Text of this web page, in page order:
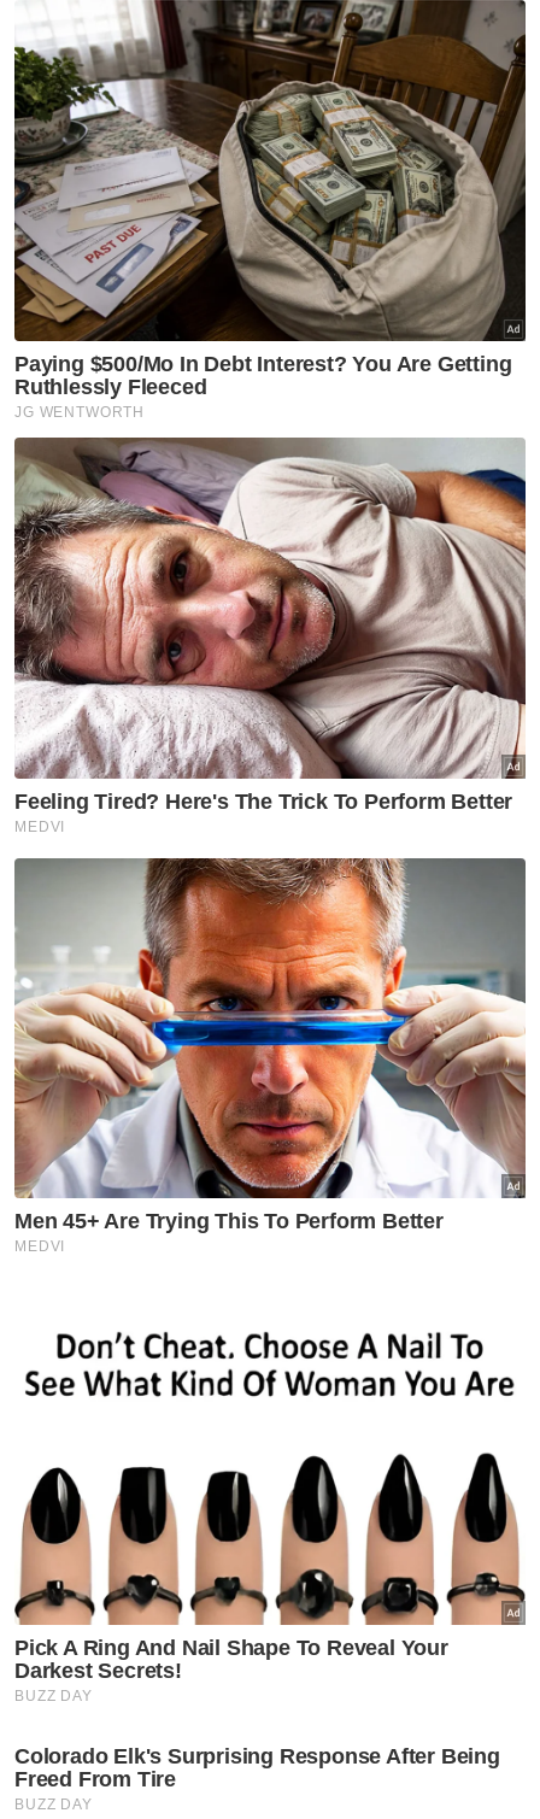
Ringkasan AI
Ringgit dibuka tinggi berbanding dolar AS
disokong oleh KDNK awal yang lebih
kukuh daripada jangkaan
Indeks Dolar AS mengukuh berbanding
mata wang utama lain dan pilihan raya
awal di Jepun meningkatkan
ketidaktentuan pasaran
KDNK Malaysia untuk suku keempat 2025
menunjukkan ekonomi Malaysia berdaya
tahan
Mesyuarat Jawatankuasa Dasar Monetari
Bank Negara Malaysia dijangka
pada paras semasa
Ringgit diniagakan kebanyakannya rendah
berbanding mata wang utama dan
ASEAN kecuali meningkat berbanding
rupiah Indonesia dan pound
Muat turun aplikasi Sinar Harian.Klik di sini!
Jawab soalan kaji selidik dandapatkan
baucar tunai.
×
Di manakah anda tinggal?
Kedah
Kelantan
Labuan
Melaka
N. Sembilan
Pahang
P. Pinang
Perak
Perlis
Putrajaya
Sabah
Sarawak
Selangor
Terengganu
Masuk | Daftar VPoints:0
Dibuka Tinggi
Dolar AS
Artikel Disyorkan
Ringgit dibuka tinggi
berbanding dolar AS
BISNES
NIMS angkat perisa teh tarik,